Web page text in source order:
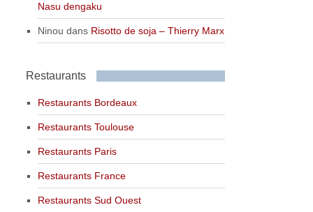
Nasu dengaku
Ninou dans Risotto de soja – Thierry Marx
Restaurants
Restaurants Bordeaux
Restaurants Toulouse
Restaurants Paris
Restaurants France
Restaurants Sud Ouest